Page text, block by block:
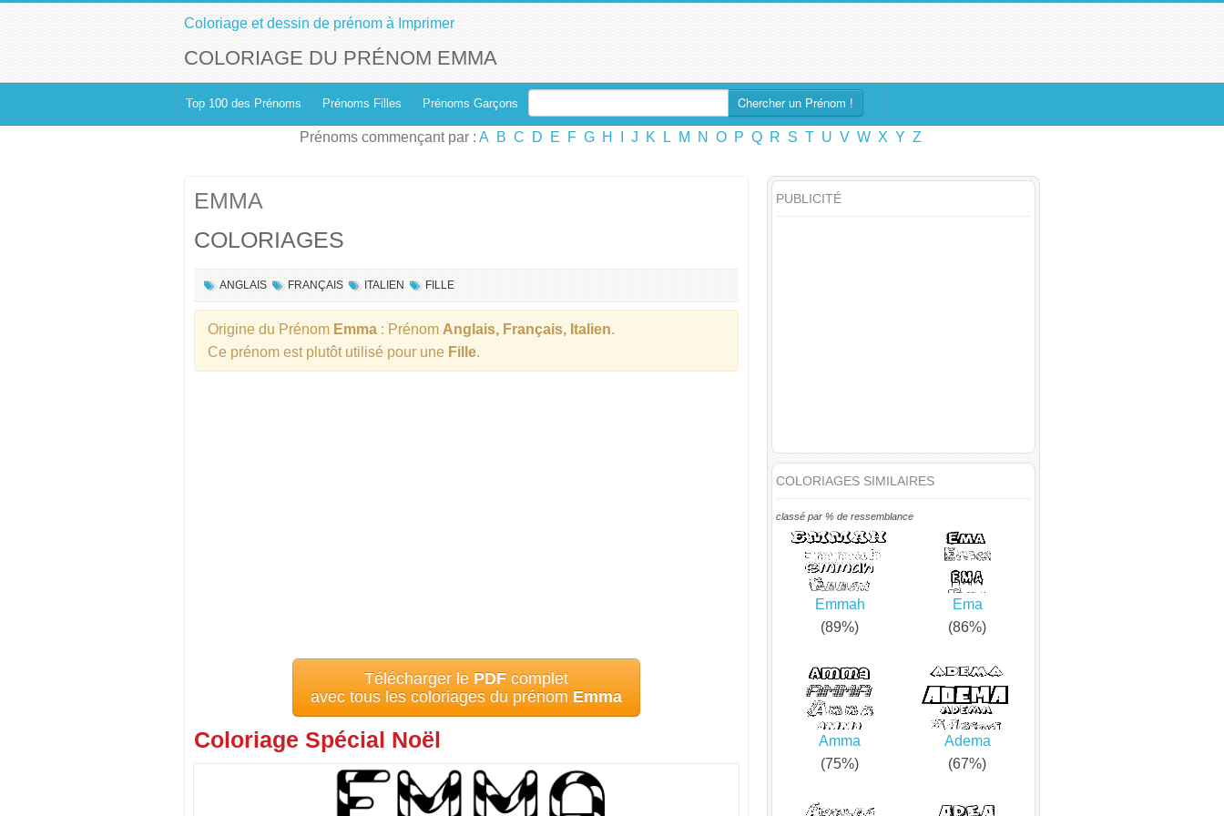
Coloriage et dessin de prénom à Imprimer
COLORIAGE DU PRÉNOM EMMA
Top 100 des Prénoms Prénoms Filles Prénoms Garçons Chercher un Prénom !
Prénoms commençant par : A B C D E F G H J K L M N O P Q R S T U V W X Y Z
EMMA
COLORIAGES
ANGLAIS FRANÇAIS ITALIEN FILLE
Origine du Prénom Emma : Prénom Anglais, Français, Italien.
Ce prénom est plutôt utilisé pour une Fille.
Télécharger le PDF complet
avec tous les coloriages du prénom Emma
Coloriage Spécial Noël
PUBLICITÉ
COLORIAGES SIMILAIRES
classé par % de ressemblance
Emmah
(89%)
Ema
(86%)
Amma
(75%)
Adema
(67%)